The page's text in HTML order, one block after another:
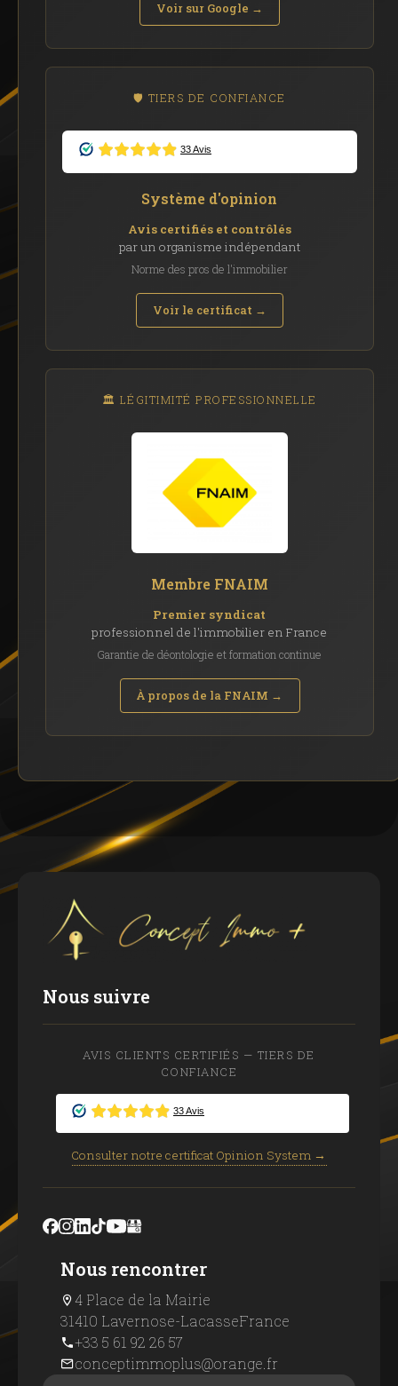
Voir sur Google →
🛡️ TIERS DE CONFIANCE
Système d'opinion
Avis certifiés et contrôlés
par un organisme indépendant
Norme des pros de l'immobilier
Voir le certificat →
🏛️ LÉGITIMITÉ PROFESSIONNELLE
Membre FNAIM
Premier syndicat
professionnel de l'immobilier en France
Garantie de déontologie et formation continue
À propos de la FNAIM →
Nous suivre
AVIS CLIENTS CERTIFIÉS — TIERS DE
CONFIANCE
Consulter notre certificat Opinion System →
Nous rencontrer
4 Place de la Mairie
31410 Lavernose-LacasseFrance
+33 5 61 92 26 57
conceptimmoplus@orange.fr